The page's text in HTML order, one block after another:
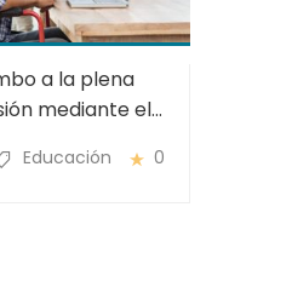
a la plena
mediante el
Educación 0